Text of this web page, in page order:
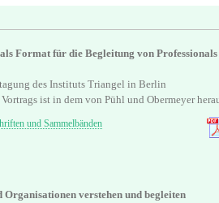
Format für die Begleitung von
des Instituts Triangel in Berlin
ist in dem von Pühl und Obermeyer
und Sammelbänden
Organisationen verstehen und begleiten